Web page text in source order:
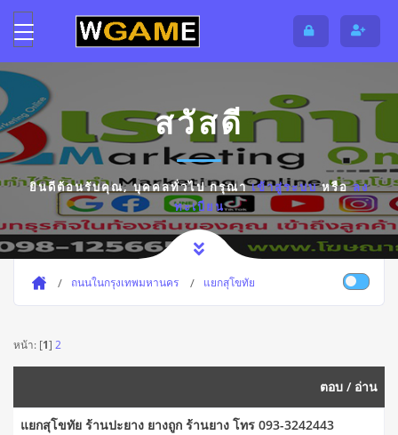
สวัสดี
ยินดีต้อนรับคุณ,บุคคลทั่วไปกรุณาเข้าสู่ระบบหรือลง
ทะเบียน
ถนนในกรุงเทพมหานคร แยกสุโขทัย
หน้า: [1] 2
ตอบ / อ่าน
แยกสุโขทัย ร้านปะยาง ยางถูก ร้านยาง โทร 093-3242443